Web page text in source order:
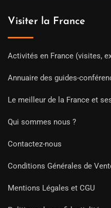
Visiter la France
Activités en France (visites,
Annuaire des guides-
Le meilleur de la France et
Qui sommes nous ?
Contactez-nous
Conditions Générales de
Mentions Légales et CGU